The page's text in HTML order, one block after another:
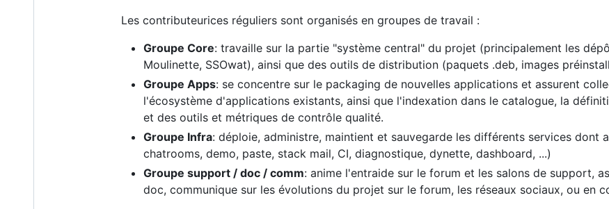
Les contributeurices réguliers sont organisés en groupes de travail :
Groupe Core: travaille sur la partie "système central" du projet (principalement les
Moulinette, SSOwat), ainsi que des outils de distribution (paquets .deb, images
Groupe Apps: se concentre sur le packaging de nouvelles applications et assurent
l'écosystème d'applications existants, ainsi que l'indexation dans le catalogue, la
et des outils et métriques de contrôle qualité.
Groupe Infra: déploie, administre, maintient et sauvegarde les différents services dont
chatrooms, demo, paste, stack mail, CI, diagnostique, dynette, dashboard, ...)
Groupe support / doc / comm: anime l'entraide sur le forum et les salons de support,
doc, communique sur les évolutions du projet sur le forum, les réseaux sociaux, ou en